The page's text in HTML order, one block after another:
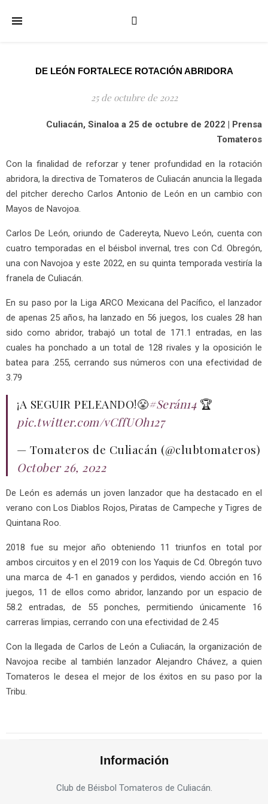
DE LEÓN FORTALECE ROTACIÓN ABRIDORA
25 de octubre de 2022
Culiacán, Sinaloa a 25 de octubre de 2022 | Prensa
Tomateros
Con la finalidad de reforzar y tener profundidad en la rotación
abridora, la directiva de Tomateros de Culiacán anuncia la llegada
del pitcher derecho Carlos Antonio de León en un cambio con
Mayos de Navojoa.
Carlos De León, oriundo de Cadereyta, Nuevo León, cuenta con
cuatro temporadas en el béisbol invernal, tres con Cd. Obregón,
una con Navojoa y este 2022, en su quinta temporada vestiría la
franela de Culiacán.
En su paso por la Liga ARCO Mexicana del Pacífico, el lanzador
de apenas 25 años, ha lanzado en 56 juegos, los cuales 28 han
sido como abridor, trabajó un total de 171.1 entradas, en las
cuales ha ponchado a un total de 128 rivales y la oposición le
batea para .255, cerrando sus números con una efectividad de
3.79
¡A SEGUIR PELEANDO!😤#Serán14🏆
pic.twitter.com/vCffUOh127
— Tomateros de Culiacán (@clubtomateros)
October 26, 2022
De León es además un joven lanzador que ha destacado en el
verano con Los Diablos Rojos, Piratas de Campeche y Tigres de
Quintana Roo.
2018 fue su mejor año obteniendo 11 triunfos en total por
ambos circuitos y en el 2019 con los Yaquis de Cd. Obregón tuvo
una marca de 4-1 en ganados y perdidos, viendo acción en 16
juegos, 11 de ellos como abridor, lanzando por un espacio de
58.2 entradas, de 55 ponches, permitiendo únicamente 16
carreras limpias, cerrando con una efectividad de 2.45
Con la llegada de Carlos de León a Culiacán, la organización de
Navojoa recibe al también lanzador Alejandro Chávez, a quien
Tomateros le desea el mejor de los éxitos en su paso por la
Tribu.
Información
Club de Béisbol Tomateros de Culiacán.